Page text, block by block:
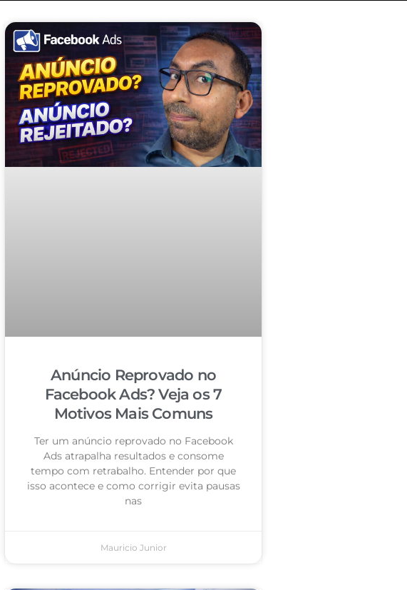
Anúncio Reprovado no
Facebook Ads? Veja os 7
Motivos Mais Comuns
Ter um anúncio reprovado no Facebook
Ads atrapalha resultados e consome
tempo com retrabalho. Entender por que
isso acontece e como corrigir evita pausas
nas
Mauricio Junior